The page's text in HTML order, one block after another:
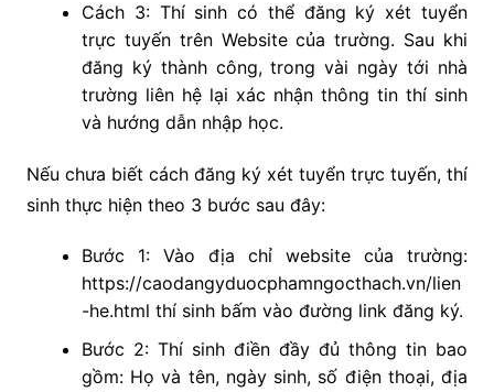
Cách 3: Thí sinh có thể đăng ký xét tuyển
trực tuyến trên Website của trường. Sau khi
đăng ký thành công, trong vài ngày tới nhà
trường liên hệ lại xác nhận thông tin thí sinh
và hướng dẫn nhập học.
Nếu chưa biết cách đăng ký xét tuyển trực tuyến, thí
sinh thực hiện theo 3 bước sau đây:
Bước 1: Vào địa chỉ website của trường:
https://caodangyduocphamngocthach.vn/lien
-he.html thí sinh bấm vào đường link đăng ký.
Bước 2: Thí sinh điền đầy đủ thông tin bao
gồm: Họ và tên, ngày sinh, số điện thoại, địa